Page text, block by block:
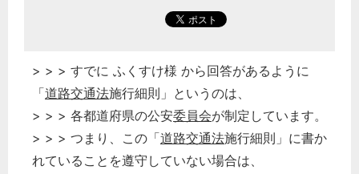
> > > すでに ふくすけ様 から回答があるように
「道路交通法施行細則」というのは、
> > > 各都道府県の公安委員会が制定しています。
> > > つまり、この「道路交通法施行細則」に書か
れていることを遵守していない場合は、